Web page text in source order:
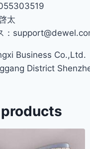
太
：
Business Co.,Ltd.
District